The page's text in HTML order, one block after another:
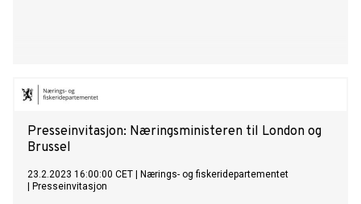
Presseinvitasjon: Næringsministeren til London og
Brussel
23.2.2023 16:00:00 CET
Nærings- og fiskeridepartementet
Presseinvitasjon